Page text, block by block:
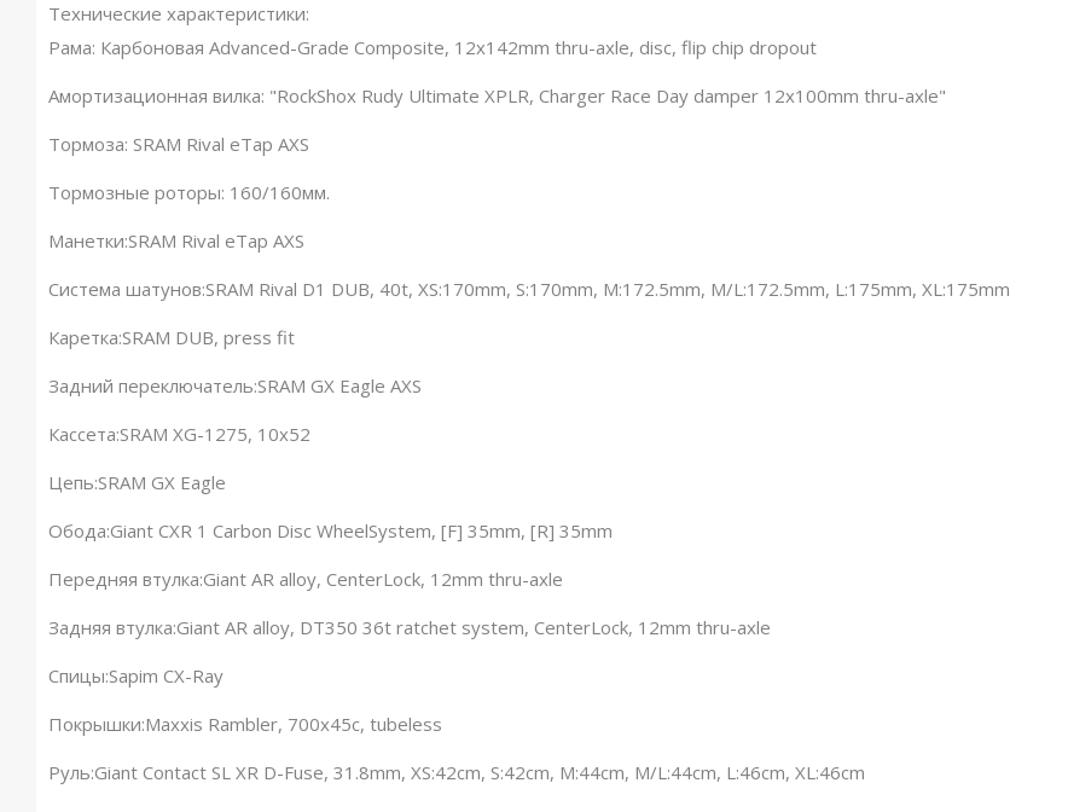
Технические характеристики:
Рама: Карбоновая Advanced-Grade Composite, 12x142mm thru-axle, disc, flip chip dropout
Амортизационная вилка: "RockShox Rudy Ultimate XPLR, Charger Race Day damper 12x100mm thru-axle"
Тормоза: SRAM Rival eTap AXS
Тормозные роторы: 160/160мм.
Манетки:SRAM Rival eTap AXS
Система шатунов:SRAM Rival D1 DUB, 40t, XS:170mm, S:170mm, M:172.5mm, M/L:172.5mm, L:175mm, XL:175mm
Каретка:SRAM DUB, press fit
Задний переключатель:SRAM GX Eagle AXS
Кассета:SRAM XG-1275, 10x52
Цепь:SRAM GX Eagle
Обода:Giant CXR 1 Carbon Disc WheelSystem, [F] 35mm, [R] 35mm
Передняя втулка:Giant AR alloy, CenterLock, 12mm thru-axle
Задняя втулка:Giant AR alloy, DT350 36t ratchet system, CenterLock, 12mm thru-axle
Спицы:Sapim CX-Ray
Покрышки:Maxxis Rambler, 700x45c, tubeless
Руль:Giant Contact SL XR D-Fuse, 31.8mm, XS:42cm, S:42cm, M:44cm, M/L:44cm, L:46cm, XL:46cm